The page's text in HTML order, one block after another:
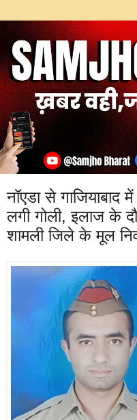
नॉएडा से गाजियाबाद
लगी गोली, इलाज के
शामली जिले के मूल